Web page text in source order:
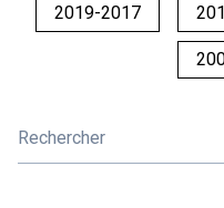
2019-2017